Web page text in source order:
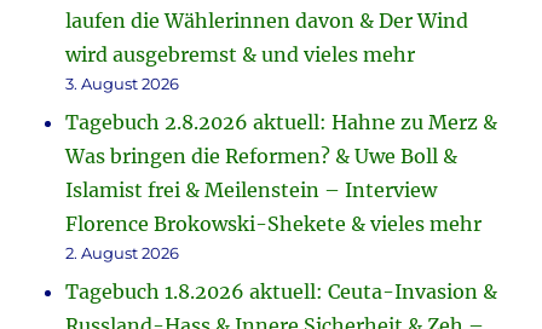
laufen die Wählerinnen davon & Der Wind
wird ausgebremst & und vieles mehr
3. August 2026
Tagebuch 2.8.2026 aktuell: Hahne zu Merz &
Was bringen die Reformen? & Uwe Boll &
Islamist frei & Meilenstein – Interview
Florence Brokowski-Shekete & vieles mehr
2. August 2026
Tagebuch 1.8.2026 aktuell: Ceuta-Invasion &